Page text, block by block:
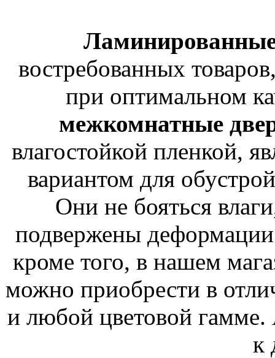
востребованных
при оптимальном
межкомнатные
влагостойкой пленкой,
вариантом для
Они не бояться
подвержены
кроме того, в нашем
можно приобрести в
и любой цветовой гамме.
к